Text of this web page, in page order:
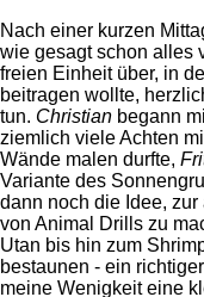
Nach einer kurzen
wie gesagt schon alles
freien Einheit über, in
beitragen wollte,
tun. Christian begann
ziemlich viele Achten
Wände malen durfte,
Variante des
dann noch die Idee,
von Animal Drills zu
Utan bis hin zum
bestaunen - ein
meine Wenigkeit eine